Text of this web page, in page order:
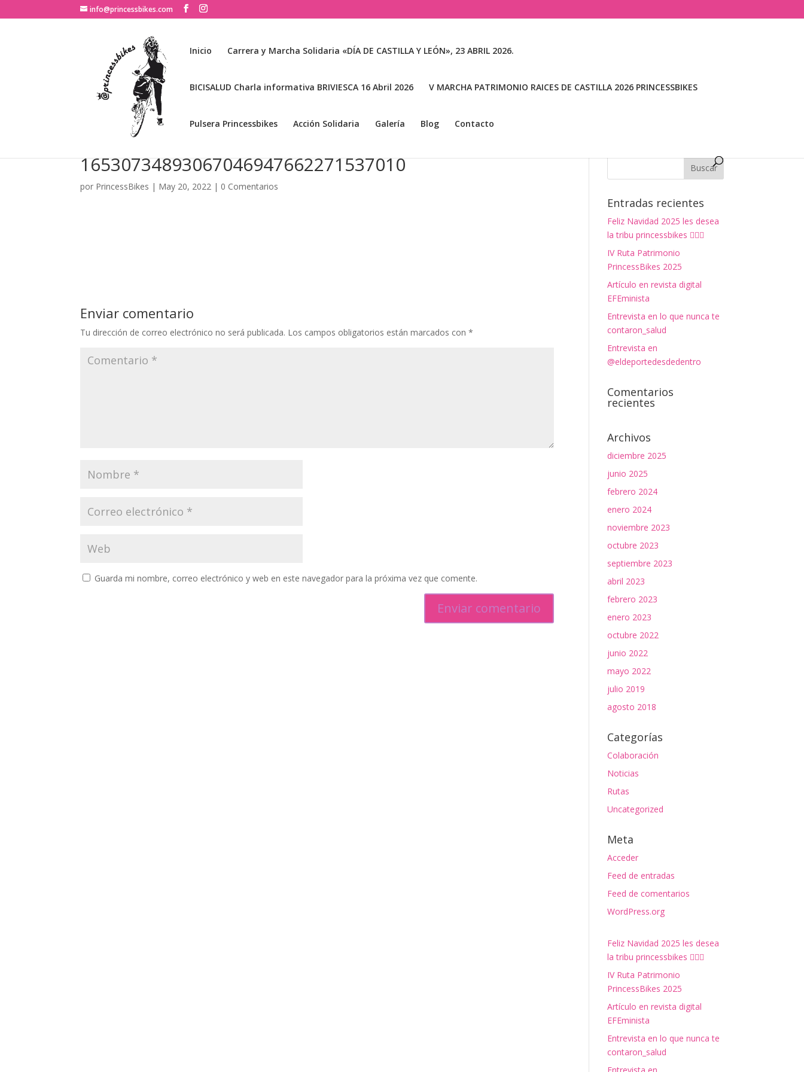
info@princessbikes.com
Inicio Carrera y Marcha Solidaria «DÍA DE CASTILLA Y LEÓN», 23 ABRIL 2026.
BICISALUD Charla informativa BRIVIESCA 16 Abril 2026 V MARCHA PATRIMONIO RAICES DE CASTILLA 2026 PRINCESSBIKES
Pulsera Princessbikes Acción Solidaria Galería Blog Contacto
16530734893067046947662271537010
por PrincessBikes | May 20, 2022 | 0 Comentarios
Enviar comentario
Tu dirección de correo electrónico no será publicada. Los campos obligatorios están marcados con*
Guarda mi nombre, correo electrónico y web en este navegador para la próxima vez que comente.
Entradas recientes
Feliz Navidad 2025 les desea
la tribu princessbikes 🚴‍♀️✨
IV Ruta Patrimonio
PrincessBikes 2025
Artículo en revista digital
EFEminista
Entrevista en lo que nunca te
contaron_salud
Entrevista en
@eldeportedesdedentro
Comentarios
recientes
Archivos
diciembre 2025
junio 2025
febrero 2024
enero 2024
noviembre 2023
octubre 2023
septiembre 2023
abril 2023
febrero 2023
enero 2023
octubre 2022
junio 2022
mayo 2022
julio 2019
agosto 2018
Categorías
Colaboración
Noticias
Rutas
Uncategorized
Meta
Acceder
Feed de entradas
Feed de comentarios
WordPress.org
Feliz Navidad 2025 les desea
la tribu princessbikes 🚴‍♀️✨
IV Ruta Patrimonio
PrincessBikes 2025
Artículo en revista digital
EFEminista
Entrevista en lo que nunca te
contaron_salud